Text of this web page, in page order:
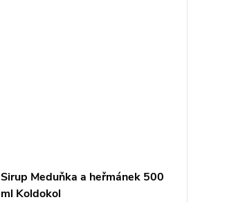
Sirup Meduňka a heřmánek 500
ml Koldokol